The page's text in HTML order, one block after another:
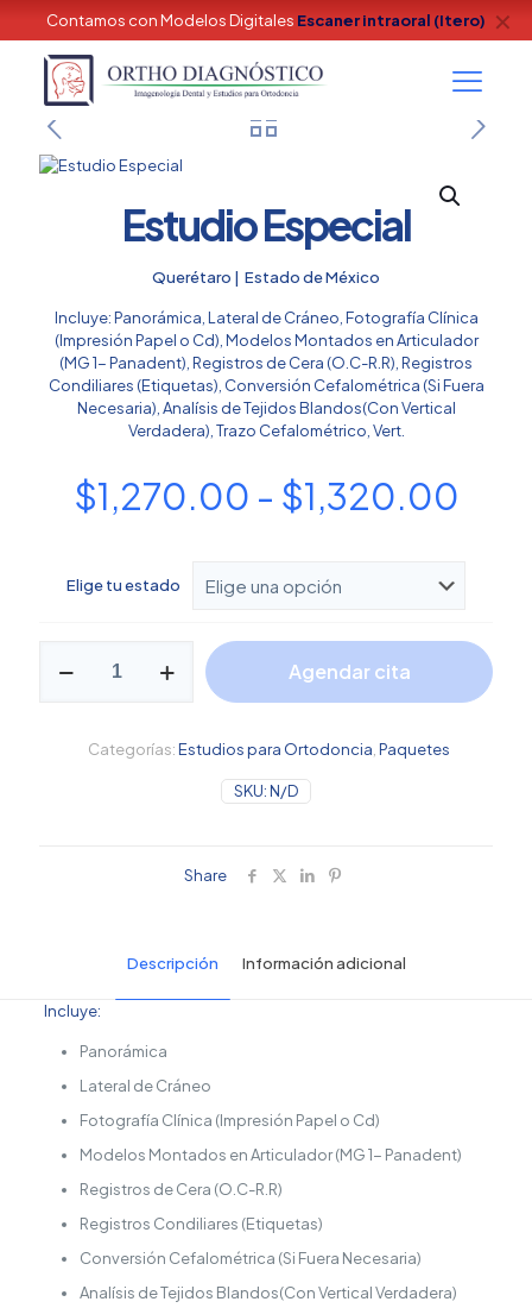
Contamos con Modelos Digitales Escaner intraoral (Itero) ✕
Estudio Especial
Querétaro | Estado de México
Incluye: Panorámica, Lateral de Cráneo, Fotografía Clínica
(Impresión Papel o Cd), Modelos Montados en Articulador
(MG 1- Panadent), Registros de Cera (O.C-R.R), Registros
Condiliares (Etiquetas), Conversión Cefalométrica (Si Fuera
Necesaria), Analísis de Tejidos Blandos(Con Vertical
Verdadera), Trazo Cefalométrico, Vert.
$1,270.00 - $1,320.00
Elige tu estado
Especial
Agendar cita
SKU:N/D
Categorías:Estudios para Ortodoncia Paquetes
Share
Descripción Información adicional
Incluye:
Panorámica
Lateral de Cráneo
Fotografía Clínica (Impresión Papel o Cd)
Modelos Montados en Articulador (MG 1- Panadent)
Registros de Cera (O.C-R.R)
Registros Condiliares (Etiquetas)
Conversión Cefalométrica (Si Fuera Necesaria)
Analísis de Tejidos Blandos(Con Vertical Verdadera)